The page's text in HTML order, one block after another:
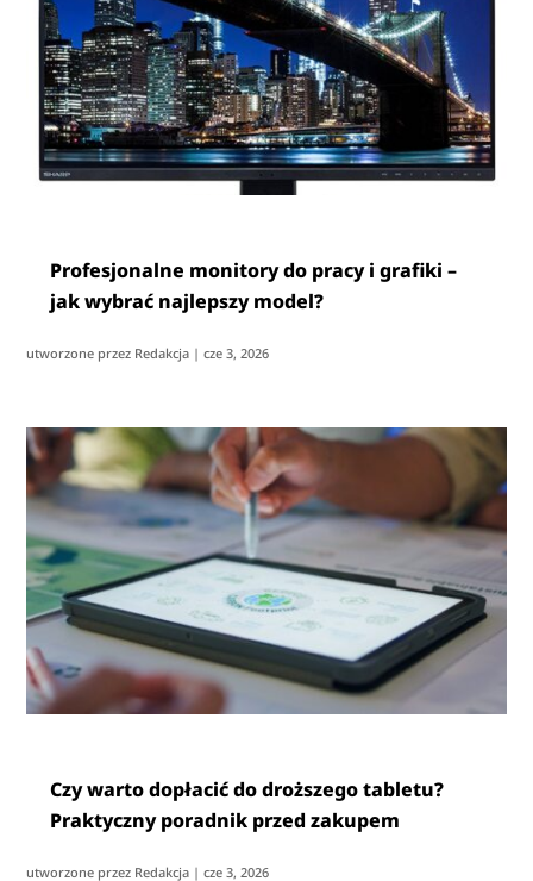
Profesjonalne monitory do pracy i grafiki –
jak wybrać najlepszy model?
utworzone przez Redakcja |cze 3, 2026
Czy warto dopłacić do droższego tabletu?
Praktyczny poradnik przed zakupem
utworzone przez Redakcja |cze 3, 2026